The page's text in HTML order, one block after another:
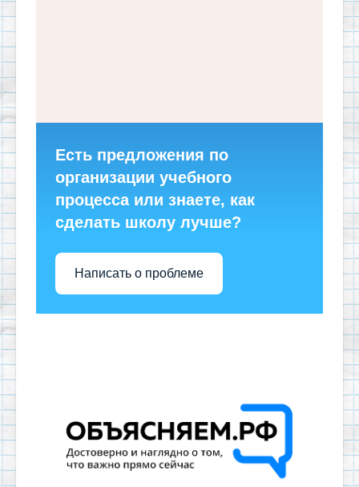
Есть предложения по
организации учебного
процесса или знаете, как
сделать школу лучше?
Написать о проблеме